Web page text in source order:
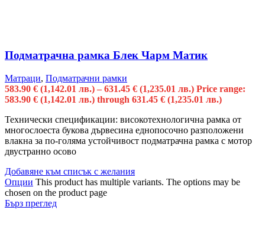
Подматрачна рамка Блек Чарм Матик
Матраци, Подматрачни рамки
583.90 € (1,142.01 лв.) – 631.45 € (1,235.01 лв.) Price range:
583.90 € (1,142.01 лв.) through 631.45 € (1,235.01 лв.)
Технически спецификации: високотехнологична рамка от
многослоеста букова дървесина еднопосочно разположени
влакна за по-голяма устойчивост подматрачна рамка с мотор
двустранно осово
Добавяне към списък с желания
Опции This product has multiple variants. The options may be
chosen on the product page
Бърз преглед